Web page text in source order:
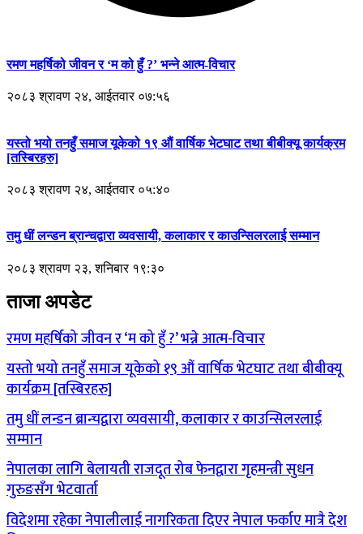
रमण महर्षिको जीवन र ‘म को हुँ ?’ भन्ने आत्म-विचार
२०८३ श्रावण २४, आईतवार ०७:५६
यस्तो भयो तनहुँ समाज यूकेको १९ औं वार्षिक भेटघाट तथा बीबीक्यू कार्यक्रम
[तस्बिरहरु]
२०८३ श्रावण २४, आईतवार ०५:४०
तमु धीं लन्डन ब्रान्चद्वारा व्यवसायी, कलाकार र काउन्सिलरलाई सम्मान
२०८३ श्रावण २३, शनिबार १९:३०
ताजा अपडेट
रमण महर्षिको जीवन र ‘म को हुँ ?’ भन्ने आत्म-विचार
यस्तो भयो तनहुँ समाज यूकेको १९ औं वार्षिक भेटघाट तथा बीबीक्यू
कार्यक्रम [तस्बिरहरु]
तमु धीं लन्डन ब्रान्चद्वारा व्यवसायी, कलाकार र काउन्सिलरलाई
सम्मान
नेपालका लागि बेलायती राजदूत रोब फेनद्वारा गृहमन्त्री सुधन
गुरुङसँग भेटवार्ता
विदेशमा रहेका नेपालीलाई नागरिकता दिएर नेपाल फर्काए मात्रै देश